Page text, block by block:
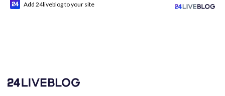
Add 24liveblog to your site